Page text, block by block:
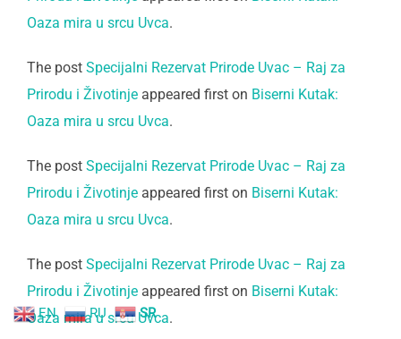
Oaza mira u srcu Uvca.
The post Specijalni Rezervat Prirode Uvac – Raj za
Prirodu i Životinje appeared first on Biserni Kutak:
Oaza mira u srcu Uvca.
The post Specijalni Rezervat Prirode Uvac – Raj za
Prirodu i Životinje appeared first on Biserni Kutak:
Oaza mira u srcu Uvca.
The post Specijalni Rezervat Prirode Uvac – Raj za
Prirodu i Životinje appeared first on Biserni Kutak:
Oaza mira u srcu Uvca.
EN RU SR